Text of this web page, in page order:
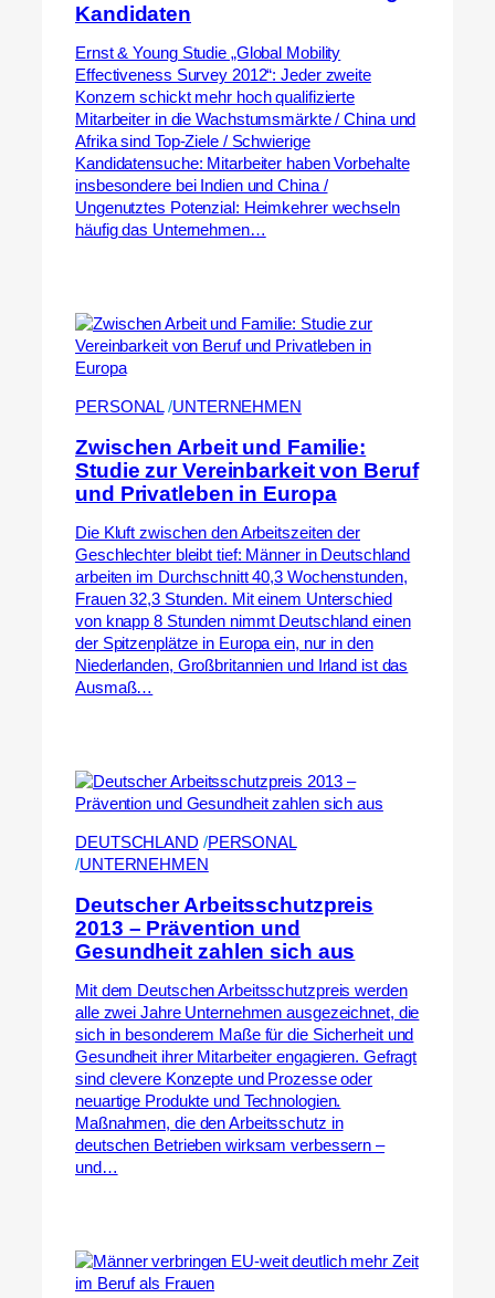
Kandidaten
Ernst & Young Studie „Global Mobility
Effectiveness Survey 2012“: Jeder zweite
Konzern schickt mehr hoch qualifizierte
Mitarbeiter in die Wachstumsmärkte / China und
Afrika sind Top-Ziele / Schwierige
Kandidatensuche: Mitarbeiter haben Vorbehalte
insbesondere bei Indien und China /
Ungenutztes Potenzial: Heimkehrer wechseln
häufig das Unternehmen…
PERSONAL /UNTERNEHMEN
Zwischen Arbeit und Familie:
Studie zur Vereinbarkeit von Beruf
und Privatleben in Europa
Die Kluft zwischen den Arbeitszeiten der
Geschlechter bleibt tief: Männer in Deutschland
arbeiten im Durchschnitt 40,3 Wochenstunden,
Frauen 32,3 Stunden. Mit einem Unterschied
von knapp 8 Stunden nimmt Deutschland einen
der Spitzenplätze in Europa ein, nur in den
Niederlanden, Großbritannien und Irland ist das
Ausmaß…
DEUTSCHLAND /PERSONAL
/UNTERNEHMEN
Deutscher Arbeitsschutzpreis
2013 – Prävention und
Gesundheit zahlen sich aus
Mit dem Deutschen Arbeitsschutzpreis werden
alle zwei Jahre Unternehmen ausgezeichnet, die
sich in besonderem Maße für die Sicherheit und
Gesundheit ihrer Mitarbeiter engagieren. Gefragt
sind clevere Konzepte und Prozesse oder
neuartige Produkte und Technologien.
Maßnahmen, die den Arbeitsschutz in
deutschen Betrieben wirksam verbessern –
und…